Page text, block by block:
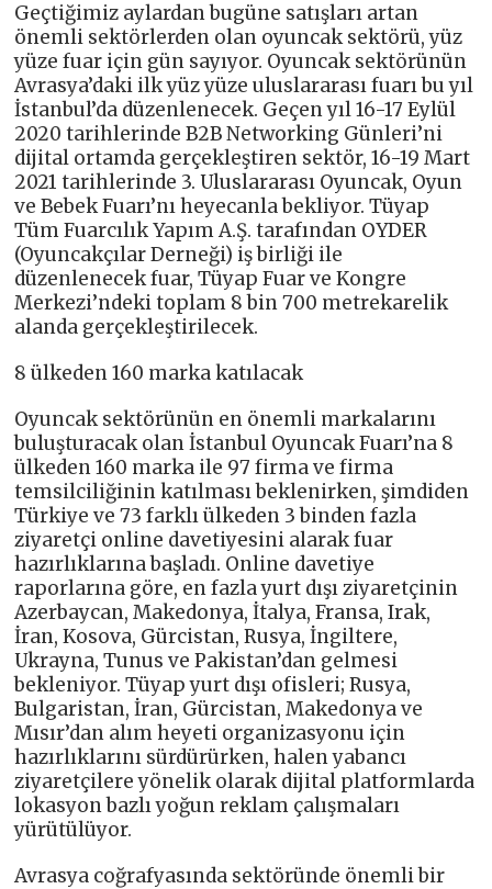
Geçtiğimiz aylardan bugüne satışları artan
önemli sektörlerden olan oyuncak sektörü, yüz
yüze fuar için gün sayıyor. Oyuncak sektörünün
Avrasya’daki ilk yüz yüze uluslararası fuarı bu yıl
İstanbul’da düzenlenecek. Geçen yıl 16-17 Eylül
2020 tarihlerinde B2B Networking Günleri’ni
dijital ortamda gerçekleştiren sektör, 16-19 Mart
2021 tarihlerinde 3. Uluslararası Oyuncak, Oyun
ve Bebek Fuarı’nı heyecanla bekliyor. Tüyap
Tüm Fuarcılık Yapım A.Ş. tarafından OYDER
(Oyuncakçılar Derneği) iş birliği ile
düzenlenecek fuar, Tüyap Fuar ve Kongre
Merkezi’ndeki toplam 8 bin 700 metrekarelik
alanda gerçekleştirilecek.
8 ülkeden 160 marka katılacak
Oyuncak sektörünün en önemli markalarını
buluşturacak olan İstanbul Oyuncak Fuarı’na 8
ülkeden 160 marka ile 97 firma ve firma
temsilciliğinin katılması beklenirken, şimdiden
Türkiye ve 73 farklı ülkeden 3 binden fazla
ziyaretçi online davetiyesini alarak fuar
hazırlıklarına başladı. Online davetiye
raporlarına göre, en fazla yurt dışı ziyaretçinin
Azerbaycan, Makedonya, İtalya, Fransa, Irak,
İran, Kosova, Gürcistan, Rusya, İngiltere,
Ukrayna, Tunus ve Pakistan’dan gelmesi
bekleniyor. Tüyap yurt dışı ofisleri; Rusya,
Bulgaristan, İran, Gürcistan, Makedonya ve
Mısır’dan alım heyeti organizasyonu için
hazırlıklarını sürdürürken, halen yabancı
ziyaretçilere yönelik olarak dijital platformlarda
lokasyon bazlı yoğun reklam çalışmaları
yürütülüyor.
Avrasya coğrafyasında sektöründe önemli bir